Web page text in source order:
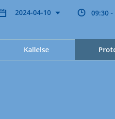
2024-04-10 09:30 -
Kallelse